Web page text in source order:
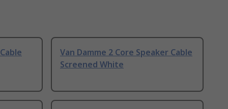
Van Damme 2 Core Speaker Cable
Screened White